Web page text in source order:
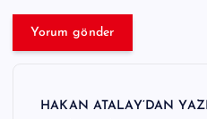
HAKAN ATALAY’DAN